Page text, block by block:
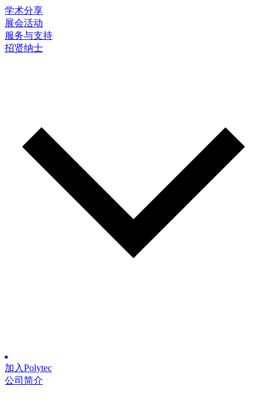
学术分享
展会活动
服务与支持
招贤纳士
加入Polytec
公司简介